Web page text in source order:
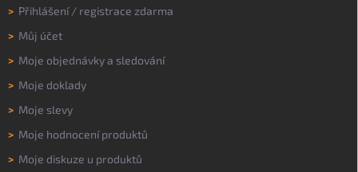
> Přihlášení/ registrace zdarma
> Můj účet
> Moje objednávky a sledování
> Moje doklady
> Moje slevy
> Moje hodnocení produktů
> Moje diskuze u produktů